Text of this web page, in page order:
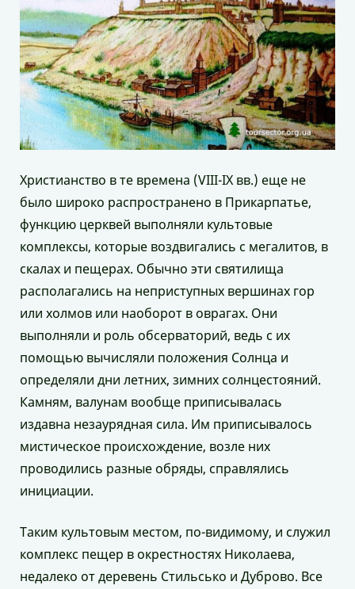
Христианство в те времена (VIII-IX вв.) еще не
было широко распространено в Прикарпатье,
функцию церквей выполняли культовые
комплексы, которые воздвигались с мегалитов, в
скалах и пещерах. Обычно эти святилища
располагались на неприступных вершинах гор
или холмов или наоборот в оврагах. Они
выполняли и роль обсерваторий, ведь с их
помощью вычисляли положения Солнца и
определяли дни летних, зимних солнцестояний.
Камням, валунам вообще приписывалась
издавна незаурядная сила. Им приписывалось
мистическое происхождение, возле них
проводились разные обряды, справлялись
инициации.
Таким культовым местом, по-видимому, и служил
комплекс пещер в окрестностях Николаева,
недалеко от деревень Стильсько и Дуброво. Все